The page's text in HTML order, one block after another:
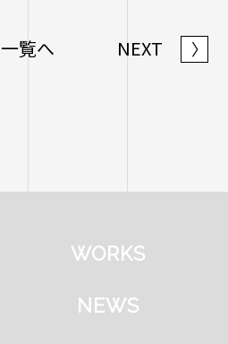
一覧へ NEXT 〉
WORKS
NEWS